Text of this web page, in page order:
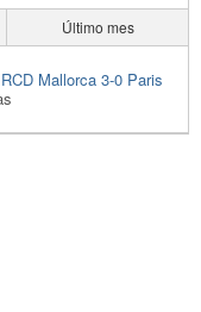
Último mes
Mallorca 3-0 Paris